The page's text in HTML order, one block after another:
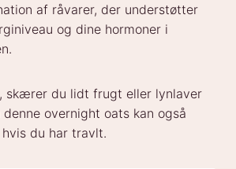
af råvarer, der understøtter
og dine hormoner i
skærer du lidt frugt eller lynlaver
overnight oats kan også
du har travlt.